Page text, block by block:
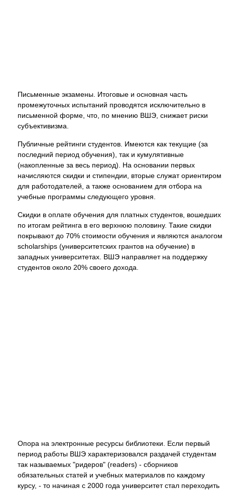
Письменные экзамены. Итоговые и основная часть
промежуточных испытаний проводятся исключительно в
письменной форме, что, по мнению ВШЭ, снижает риски
субъективизма.
Публичные рейтинги студентов. Имеются как текущие (за
последний период обучения), так и кумулятивные
(накопленные за весь период). На основании первых
начисляются скидки и стипендии, вторые служат ориентиром
для работодателей, а также основанием для отбора на
учебные программы следующего уровня.
Скидки в оплате обучения для платных студентов, вошедших
по итогам рейтинга в его верхнюю половину. Такие скидки
покрывают до 70% стоимости обучения и являются аналогом
scholarships (университетских грантов на обучение) в
западных университетах. ВШЭ направляет на поддержку
студентов около 20% своего дохода.
Опора на электронные ресурсы библиотеки. Если первый
период работы ВШЭ характеризовался раздачей студентам
так называемых "ридеров" (readers) - сборников
обязательных статей и учебных материалов по каждому
курсу, - то начиная с 2000 года университет стал переходить